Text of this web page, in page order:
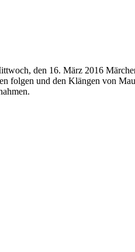
den 16. März 2016
folgen und den Klängen von